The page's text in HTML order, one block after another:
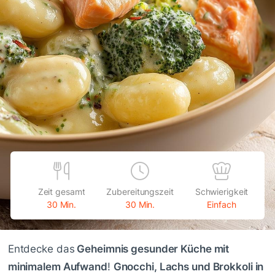
Zeit gesamt
30 Min.
Zubereitungszeit
30 Min.
Schwierigkeit
Einfach
Entdecke das Geheimnis gesunder Küche mit
minimalem Aufwand! Gnocchi, Lachs und Brokkoli in